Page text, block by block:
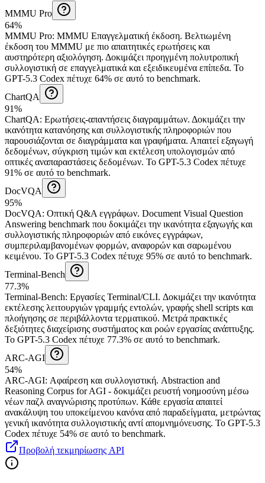
MMMU Pro
64%
MMMU Pro: MMMU Επαγγελματική έκδοση. Βελτιωμένη
έκδοση του MMMU με πιο απαιτητικές ερωτήσεις και
αυστηρότερη αξιολόγηση. Δοκιμάζει προηγμένη πολυτροπική
συλλογιστική σε επαγγελματικά και εξειδικευμένα επίπεδα. Το
GPT-5.3 Codex πέτυχε 64% σε αυτό το benchmark.
ChartQA
91%
ChartQA: Ερωτήσεις-απαντήσεις διαγραμμάτων. Δοκιμάζει την
ικανότητα κατανόησης και συλλογιστικής πληροφοριών που
παρουσιάζονται σε διαγράμματα και γραφήματα. Απαιτεί εξαγωγή
δεδομένων, σύγκριση τιμών και εκτέλεση υπολογισμών από
οπτικές αναπαραστάσεις δεδομένων. Το GPT-5.3 Codex πέτυχε
91% σε αυτό το benchmark.
DocVQA
95%
DocVQA: Οπτική Q&A εγγράφων. Document Visual Question
Answering benchmark που δοκιμάζει την ικανότητα εξαγωγής και
συλλογιστικής πληροφοριών από εικόνες εγγράφων,
συμπεριλαμβανομένων φορμών, αναφορών και σαρωμένου
κειμένου. Το GPT-5.3 Codex πέτυχε 95% σε αυτό το benchmark.
Terminal-Bench
77.3%
Terminal-Bench: Εργασίες Terminal/CLI. Δοκιμάζει την ικανότητα
εκτέλεσης λειτουργιών γραμμής εντολών, γραφής shell scripts και
πλοήγησης σε περιβάλλοντα τερματικού. Μετρά πρακτικές
δεξιότητες διαχείρισης συστήματος και ροών εργασίας ανάπτυξης.
Το GPT-5.3 Codex πέτυχε 77.3% σε αυτό το benchmark.
ARC-AGI
54%
ARC-AGI: Αφαίρεση και συλλογιστική. Abstraction and
Reasoning Corpus for AGI - δοκιμάζει ρευστή νοημοσύνη μέσω
νέων παζλ αναγνώρισης προτύπων. Κάθε εργασία απαιτεί
ανακάλυψη του υποκείμενου κανόνα από παραδείγματα, μετρώντας
γενική ικανότητα συλλογιστικής αντί απομνημόνευσης. Το GPT-5.3
Codex πέτυχε 54% σε αυτό το benchmark.
Προβολή τεκμηρίωσης API